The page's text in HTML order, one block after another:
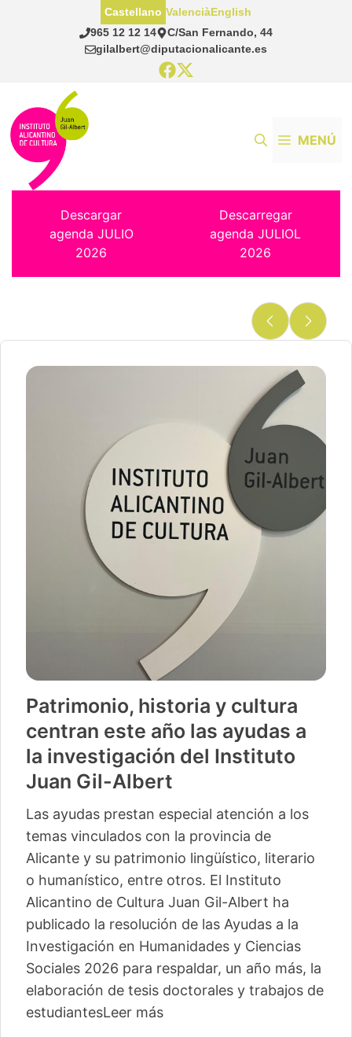
965 12 12 14
C/San Fernando, 44
gilalbert@diputacionalicante.es
Castellano ValenciàEnglish
MENÚ
Descargar
agenda JULIO
2026
Descarregar
agenda JULIOL
2026
Patrimonio, historia y cultura
centran este año las ayudas a
la investigación del Instituto
Juan Gil-Albert
Las ayudas prestan especial atención a los
temas vinculados con la provincia de
Alicante y su patrimonio lingüístico, literario
o humanístico, entre otros. El Instituto
Alicantino de Cultura Juan Gil-Albert ha
publicado la resolución de las Ayudas a la
Investigación en Humanidades y Ciencias
Sociales 2026 para respaldar, un año más, la
elaboración de tesis doctorales y trabajos de
estudiantesLeer más